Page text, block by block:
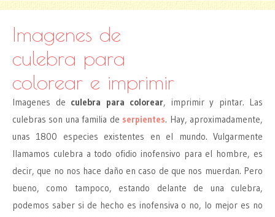
Imagenes de
culebra para
colorear e imprimir
Imagenes de culebra para colorear, imprimir y pintar. Las
culebras son una familia de serpientes. Hay, aproximadamente,
unas 1800 especies existentes en el mundo. Vulgarmente
llamamos culebra a todo ofidio inofensivo para el hombre, es
decir, que no nos hace daño en caso de que nos muerdan. Pero
bueno, como tampoco, estando delante de una culebra,
podemos saber si de hecho es inofensiva o no, lo mejor es no